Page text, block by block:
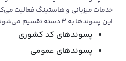
خدمات میزبانی و هاستینگ فعالیت
این پسوندها به ۳ دسته تقسیم می‌شوند:
پسوندهای کد کشوری
پسوندهای عمومی